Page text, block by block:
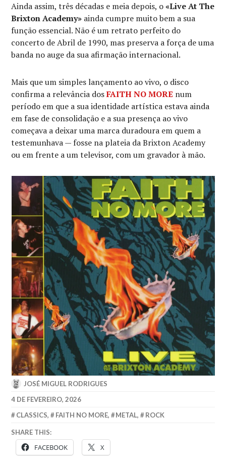
Ainda assim, três décadas e meia depois, o«Live At The
Brixton Academy» ainda cumpre muito bem a sua
função essencial. Não é um retrato perfeito do
concerto de Abril de 1990, mas preserva a força de uma
banda no auge da sua afirmação internacional.
Mais que um simples lançamento ao vivo, o disco
confirma a relevância dosFAITH NO MORE num
período em que a sua identidade artística estava ainda
em fase de consolidação e a sua presença ao vivo
começava a deixar uma marca duradoura em quem a
testemunhava — fosse na plateia da Brixton Academy
ou em frente a um televisor, com um gravador à mão.
JOSÉ MIGUEL RODRIGUES
4 DE FEVEREIRO, 2026
CLASSICS, FAITH NO MORE, METAL, ROCK
SHARE THIS:
FACEBOOK X